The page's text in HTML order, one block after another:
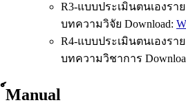
R3-แบบประเมินตนเองรา
บทความวิจัย Download:
R4-แบบประเมินตนเองรา
บทความวิชาการ
์Manual